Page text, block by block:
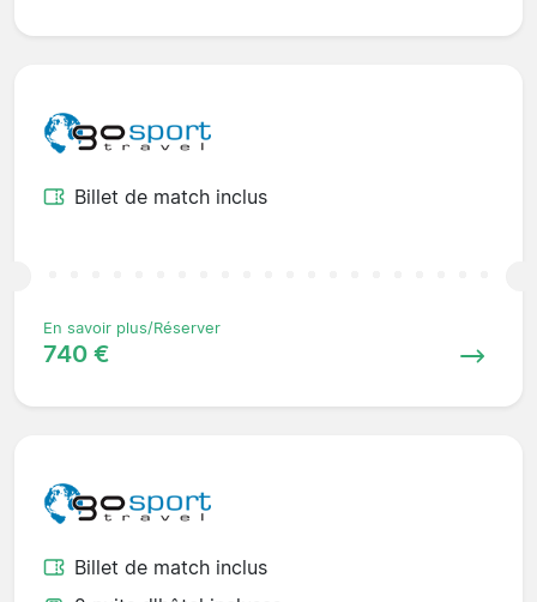
Billet de match inclus
En savoir plus/Réserver
740 €
Billet de match inclus